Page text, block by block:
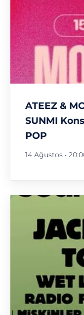
ATEEZ &
SUNMI
POP
14 Ağustos •